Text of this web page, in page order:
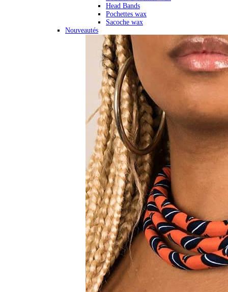
Head Bands
Pochettes wax
Sacoche wax
Nouveautés